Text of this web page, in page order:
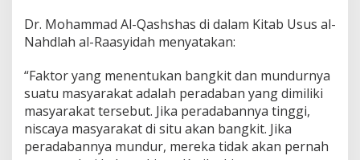
Dr. Mohammad Al-Qashshas di dalam Kitab Usus al-
Nahdlah al-Raasyidah menyatakan:
“Faktor yang menentukan bangkit dan mundurnya
suatu masyarakat adalah peradaban yang dimiliki
masyarakat tersebut. Jika peradabannya tinggi,
niscaya masyarakat di situ akan bangkit. Jika
peradabannya mundur, mereka tidak akan pernah